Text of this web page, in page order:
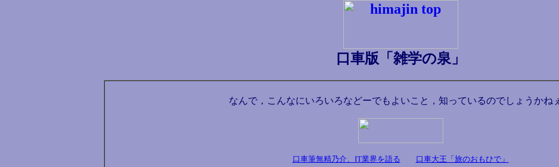
口車版「雑学の泉」
なんで，こんなにいろいろなどーでもよいこと，知っているのでしょうかね
口車筆無精乃介、IT業界を語る 口車大王「旅のおもひで」